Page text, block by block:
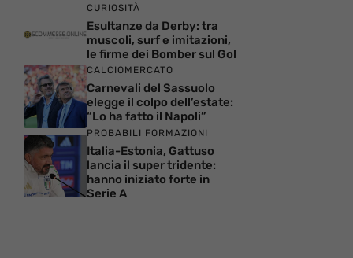
CURIOSITÀ
Esultanze da Derby: tra
muscoli, surf e imitazioni,
le firme dei Bomber sul Gol
CALCIOMERCATO
Carnevali del Sassuolo
elegge il colpo dell’estate:
“Lo ha fatto il Napoli”
PROBABILI FORMAZIONI
Italia-Estonia, Gattuso
lancia il super tridente:
hanno iniziato forte in
Serie A